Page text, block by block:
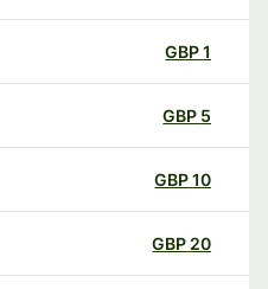
GBP
GBP
GBP
20
GBP